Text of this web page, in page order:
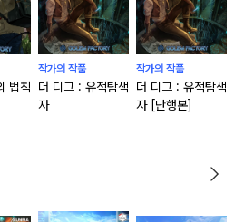
법칙
작가의 작품
더 디그 : 유적탐색
자
작가의 작품
더 디그 : 유적탐색
자 [단행본]